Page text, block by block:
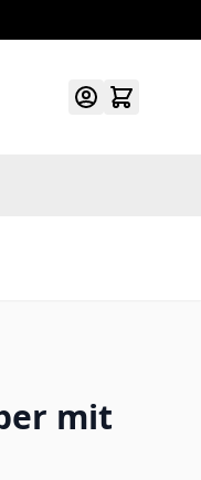
mit